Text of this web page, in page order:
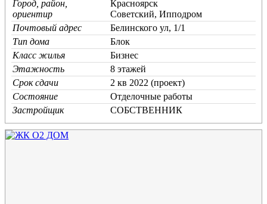
Город, район,
ориентир
Красноярск
Советский, Ипподром
Почтовый адрес
Белинского ул, 1/1
Тип дома
Блок
Класс жилья
Бизнес
Этажность
8 этажей
Срок сдачи
2 кв 2022 (проект)
Состояние
Отделочные работы
Застройщик
СОБСТВЕННИК